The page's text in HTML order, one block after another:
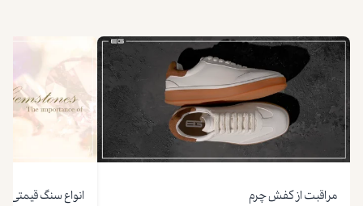
مراقبت از کفش چرم انواع سنگ